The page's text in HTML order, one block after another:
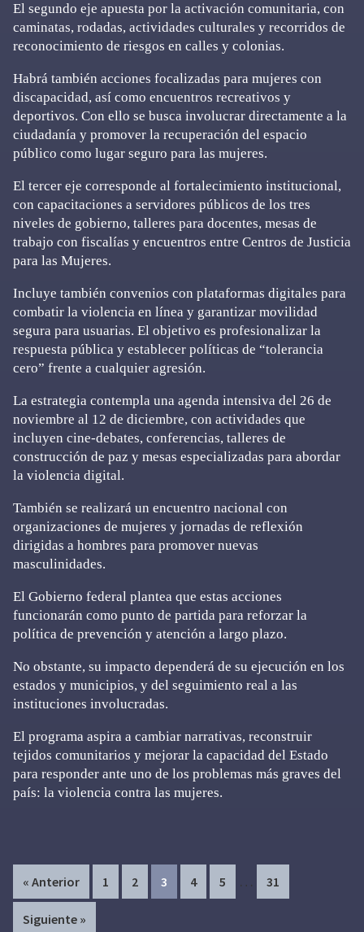
El segundo eje apuesta por la activación comunitaria, con
caminatas, rodadas, actividades culturales y recorridos de
reconocimiento de riesgos en calles y colonias.
Habrá también acciones focalizadas para mujeres con
discapacidad, así como encuentros recreativos y
deportivos. Con ello se busca involucrar directamente a la
ciudadanía y promover la recuperación del espacio
público como lugar seguro para las mujeres.
El tercer eje corresponde al fortalecimiento institucional,
con capacitaciones a servidores públicos de los tres
niveles de gobierno, talleres para docentes, mesas de
trabajo con fiscalías y encuentros entre Centros de Justicia
para las Mujeres.
Incluye también convenios con plataformas digitales para
combatir la violencia en línea y garantizar movilidad
segura para usuarias. El objetivo es profesionalizar la
respuesta pública y establecer políticas de “tolerancia
cero” frente a cualquier agresión.
La estrategia contempla una agenda intensiva del 26 de
noviembre al 12 de diciembre, con actividades que
incluyen cine-debates, conferencias, talleres de
construcción de paz y mesas especializadas para abordar
la violencia digital.
También se realizará un encuentro nacional con
organizaciones de mujeres y jornadas de reflexión
dirigidas a hombres para promover nuevas
masculinidades.
El Gobierno federal plantea que estas acciones
funcionarán como punto de partida para reforzar la
política de prevención y atención a largo plazo.
No obstante, su impacto dependerá de su ejecución en los
estados y municipios, y del seguimiento real a las
instituciones involucradas.
El programa aspira a cambiar narrativas, reconstruir
tejidos comunitarios y mejorar la capacidad del Estado
para responder ante uno de los problemas más graves del
país: la violencia contra las mujeres.
« Anterior Page
1 Page
2 Page
3 Page
4 Page
5
Interim
pages
… Page
31
Siguiente »